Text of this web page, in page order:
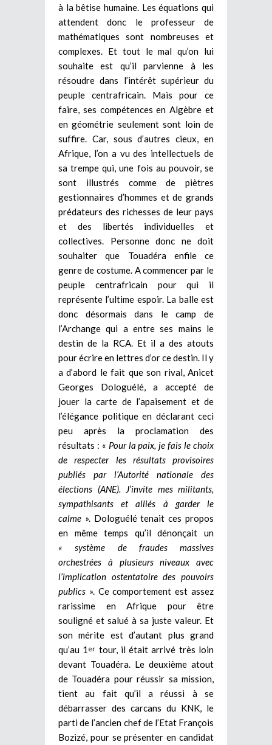
à la bêtise humaine. Les équations qui
attendent donc le professeur de
mathématiques sont nombreuses et
complexes. Et tout le mal qu’on lui
souhaite est qu’il parvienne à les
résoudre dans l’intérêt supérieur du
peuple centrafricain. Mais pour ce
faire, ses compétences en Algèbre et
en géométrie seulement sont loin de
suffire. Car, sous d’autres cieux, en
Afrique, l’on a vu des intellectuels de
sa trempe qui, une fois au pouvoir, se
sont illustrés comme de piètres
gestionnaires d’hommes et de grands
prédateurs des richesses de leur pays
et des libertés individuelles et
collectives. Personne donc ne doit
souhaiter que Touadéra enfile ce
genre de costume. A commencer par le
peuple centrafricain pour qui il
représente l’ultime espoir. La balle est
donc désormais dans le camp de
l’Archange qui a entre ses mains le
destin de la RCA. Et il a des atouts
pour écrire en lettres d’or ce destin. Il y
a d’abord le fait que son rival, Anicet
Georges Dologuélé, a accepté de
jouer la carte de l’apaisement et de
l’élégance politique en déclarant ceci
peu après la proclamation des
résultats : « Pour la paix, je fais le choix
de respecter les
résultats provisoires
publiés par l’Autorité nationale des
élections (ANE). J’invite mes militants,
sympathisants et alliés à garder le
calme ». Dologuélé tenait ces propos
en même temps qu’il dénonçait un
« système de fraudes massives
orchestrées à plusieurs niveaux avec
l’implication ostentatoire des pouvoirs
publics ». Ce comportement est assez
rarissime en Afrique pour être
souligné et salué à sa juste valeur. Et
son mérite est d’autant plus grand
qu’au 1 er tour, il était arrivé très loin
devant Touadéra. Le deuxième atout
de Touadéra pour réussir sa mission,
tient au fait qu’il a réussi à se
débarrasser des carcans du KNK, le
parti de l’ancien chef de l’Etat François
Bozizé, pour se présenter en candidat